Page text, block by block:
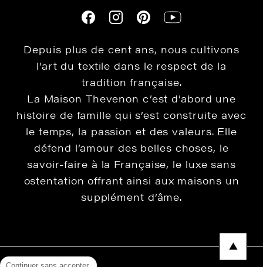
Depuis plus de cent ans, nous cultivons
l’art du textile dans le respect de la
tradition française.
La Maison Thevenon c’est d’abord une
histoire de famille qui s’est construite avec
le temps, la passion et des valeurs. Elle
défend l’amour des belles choses, le
savoir-faire à la Française, le luxe sans
ostentation offrant ainsi aux maisons un
supplément d’âme.
Continuer sans accepter